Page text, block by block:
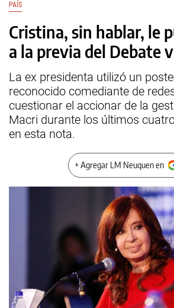
PAÍS
Cristina, sin hablar, le
a la previa del Debate
La ex presidenta utilizó un
reconocido comediante de
cuestionar el accionar de la
Macri durante los últimos
en esta nota.
+ Agregar LM Neuquen en